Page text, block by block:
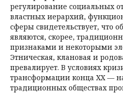
регулирование социальных
властных иерархий,
сферы свидетельствует, что
являются, скорее,
признаками и некоторыми
Этническая, клановая и
превалирует. В условиях
трансформации конца XX —
традиционных обществах